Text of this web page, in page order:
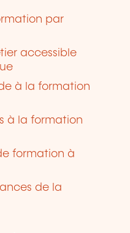
par
accessible
à la formation
à la formation
formation à
de la